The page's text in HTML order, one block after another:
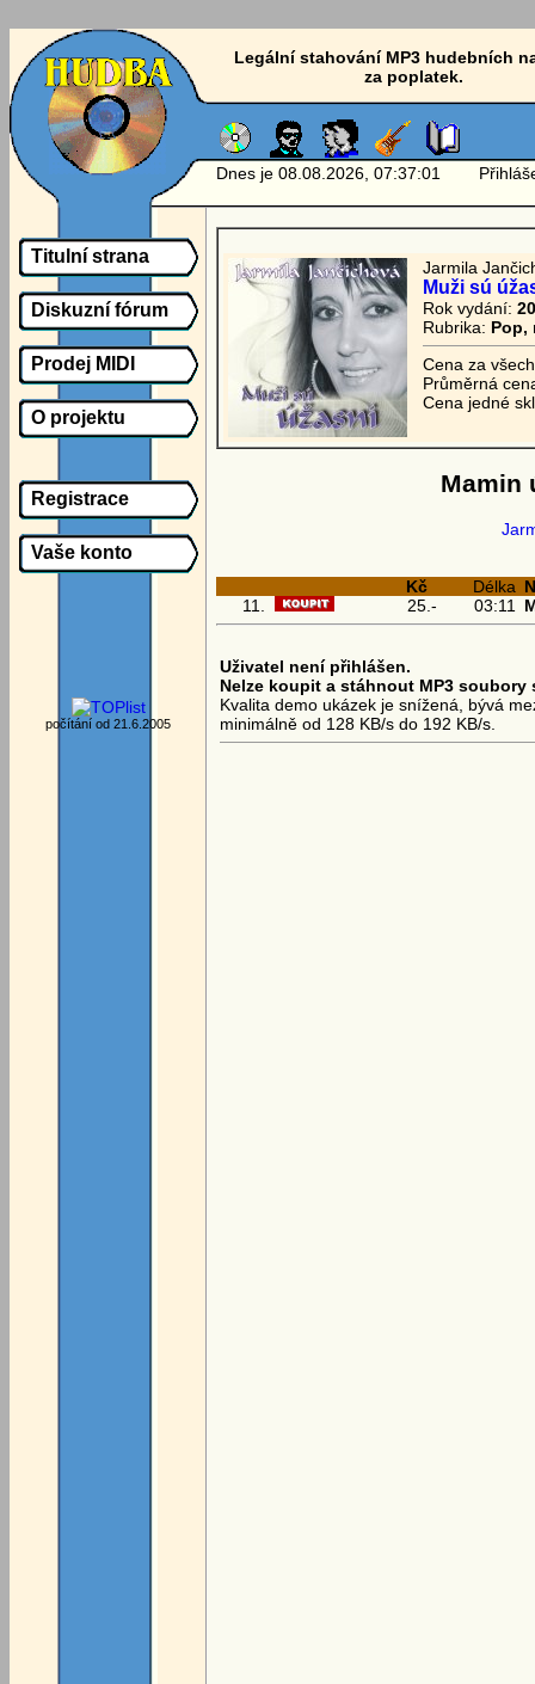
Legální stahování MP3 hudebních
za poplatek.
Dnes je 08.08.2026, 07:37:01
Titulní strana
Diskuzní fórum
Prodej MIDI
O projektu
Registrace
Vaše konto
počítání od 21.6.2005
Jarmila
Muži sú
Rok vydání:
Rubrika: Pop,
Cena za
Průměrná
Cena jedné
Mamin
Kč Délka
11.
25.- 03:11
Uživatel není přihlášen.
Nelze koupit a stáhnout MP3 soubory
Kvalita demo ukázek je snížená, bývá
minimálně od 128 KB/s do 192 KB/s.